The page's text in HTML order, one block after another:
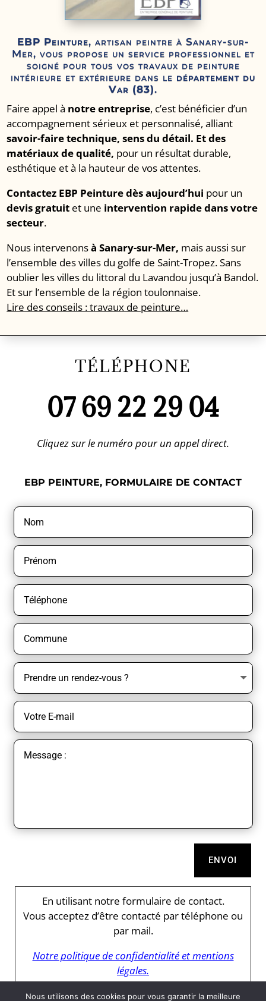
EBP Peinture, artisan peintre à Sanary-sur-
Mer, vous propose un service professionnel et
soigné pour tous vos travaux de peinture
intérieure et extérieure dans le département du
Var (83).
Faire appel à notre entreprise, c’est bénéficier d’un
accompagnement sérieux et personnalisé, alliant
savoir-faire technique, sens du détail. Et des
matériaux de qualité, pour un résultat durable,
esthétique et à la hauteur de vos attentes.
Contactez EBP Peinture dès aujourd’hui pour un
devis gratuit et une intervention rapide dans votre
secteur.
Nous intervenonsà Sanary-sur-Mer, mais aussi sur
l’ensemble des villes du golfe de Saint-Tropez. Sans
oublier les villes du littoral du Lavandou jusqu’à Bandol.
Et sur l’ensemble de la région toulonnaise.
Lire des conseils : travaux de peinture…
TÉLÉPHONE
07 69 22 29 04
Cliquez sur le numéro pour un appel direct.
EBP PEINTURE, FORMULAIRE DE CONTACT
ENVOI
En utilisant notre formulaire de contact.
Vous acceptez d’être contacté par téléphone ou
par mail.
Notre politique de confidentialité et mentions
légales.
Nous utilisons des cookies pour vous garantir la meilleure